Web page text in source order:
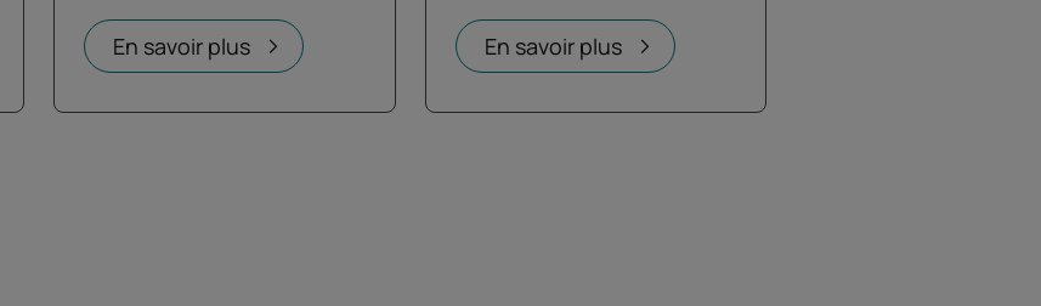
En savoir plus En savoir plus